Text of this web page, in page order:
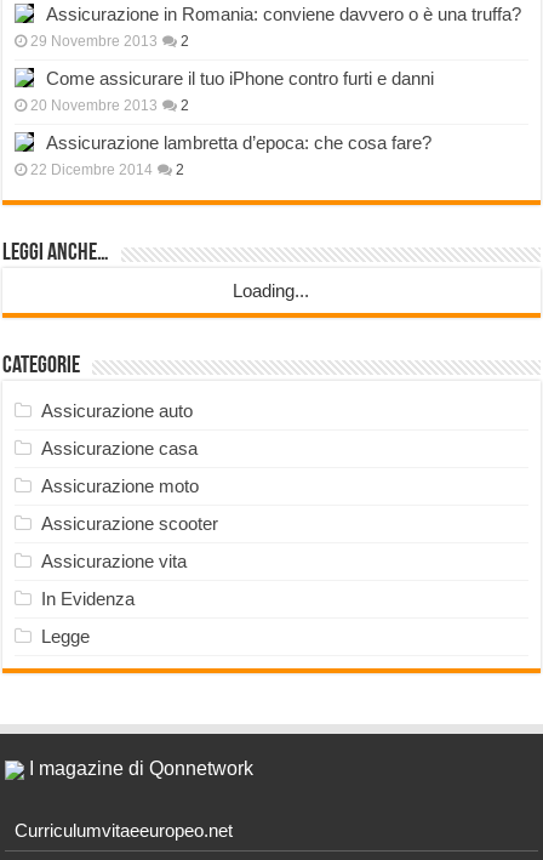
Assicurazione in Romania: conviene davvero o è una truffa?
29 Novembre 2013 2
Come assicurare il tuo iPhone contro furti e danni
20 Novembre 2013 2
Assicurazione lambretta d’epoca: che cosa fare?
22 Dicembre 2014 2
Leggi anche…
Loading...
Categorie
Assicurazione auto
Assicurazione casa
Assicurazione moto
Assicurazione scooter
Assicurazione vita
In Evidenza
Legge
I magazine di Qonnetwork
Curriculumvitaeeuropeo.net